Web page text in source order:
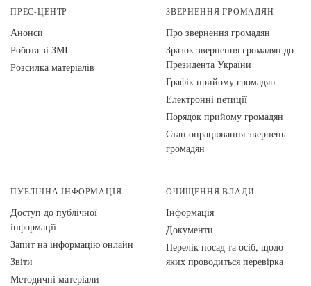
ПРЕС-ЦЕНТР
Анонси
Робота зі ЗМІ
Розсилка матеріалів
ЗВЕРНЕННЯ ГРОМАДЯН
Про звернення громадян
Зразок звернення громадян до
Президента України
Графік прийому громадян
Електронні петиції
Порядок прийому громадян
Стан опрацювання звернень
громадян
ПУБЛІЧНА ІНФОРМАЦІЯ
Доступ до публічної
інформації
Запит на інформацію онлайн
Звіти
Методичні матеріали
ОЧИЩЕННЯ ВЛАДИ
Інформація
Документи
Перелік посад та осіб, щодо
яких проводиться перевірка